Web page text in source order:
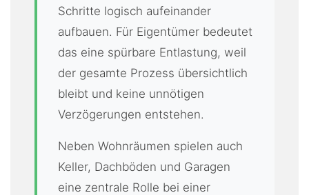
Schritte logisch aufeinander
aufbauen. Für Eigentümer bedeutet
das eine spürbare Entlastung, weil
der gesamte Prozess übersichtlich
bleibt und keine unnötigen
Verzögerungen entstehen.
Neben Wohnräumen spielen auch
Keller, Dachböden und Garagen
eine zentrale Rolle bei einer